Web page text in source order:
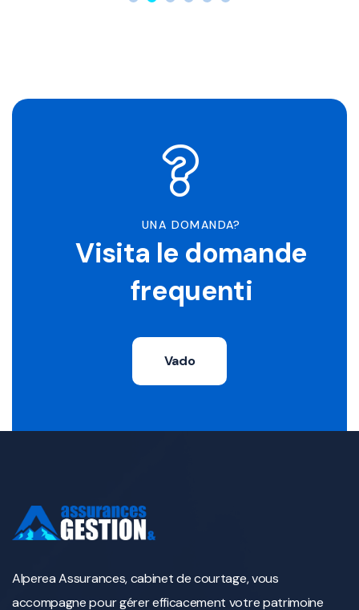
UNA DOMANDA?
Visita le domande
frequenti
Vado
Alperea Assurances, cabinet de courtage, vous
accompagne pour gérer efficacement votre patrimoine